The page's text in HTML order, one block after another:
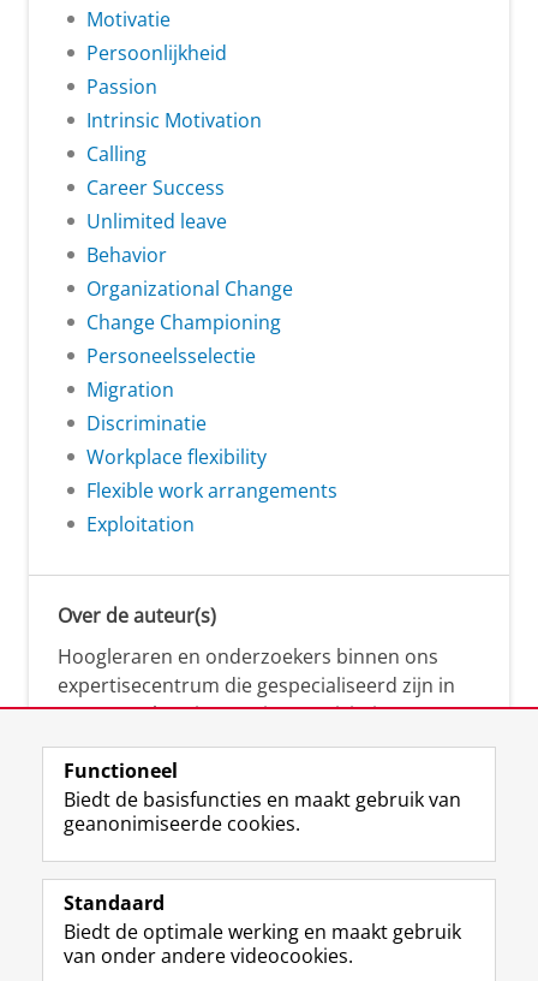
Motivatie
Persoonlijkheid
Passion
Intrinsic Motivation
Calling
Career Success
Unlimited leave
Behavior
Organizational Change
Change Championing
Personeelsselectie
Migration
Discriminatie
Workplace flexibility
Flexible work arrangements
Exploitation
Over de auteur(s)
Hoogleraren en onderzoekers binnen ons
expertisecentrum die gespecialiseerd zijn in
samenwerken, innovatie, creativiteit,
diversiteit, leiderschap en ethisch gedrag.
Over deze blog
Via deze blog vertalen onze experts hun
(actuele) wetenschappelijke kennis naar
praktische, heldere en toegankelijke inzichten.
Functioneel
Biedt de basisfuncties en maakt gebruik van
geanonimiseerde cookies.
Standaard
Biedt de optimale werking en maakt gebruik
van onder andere videocookies.